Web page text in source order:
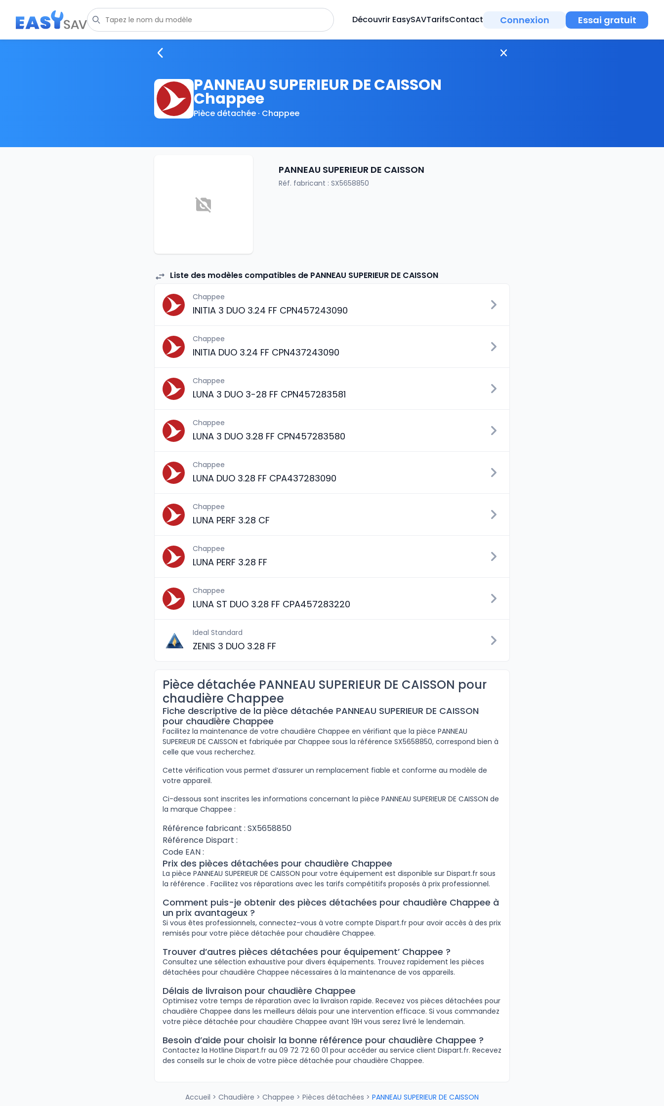
Découvrir EasySAVTarifsContact Connexion Essai gratuit
PANNEAU SUPERIEUR DE CAISSON
Chappee
Pièce détachée · Chappee
PANNEAU SUPERIEUR DE CAISSON
Réf. fabricant : SX5658850
Liste des modèles compatibles de PANNEAU SUPERIEUR DE CAISSON
Chappee
INITIA 3 DUO 3.24 FF CPN457243090
Chappee
INITIA DUO 3.24 FF CPN437243090
Chappee
LUNA 3 DUO 3-28 FF CPN457283581
Chappee
LUNA 3 DUO 3.28 FF CPN457283580
Chappee
LUNA DUO 3.28 FF CPA437283090
Chappee
LUNA PERF 3.28 CF
Chappee
LUNA PERF 3.28 FF
Chappee
LUNA ST DUO 3.28 FF CPA457283220
Ideal Standard
ZENIS 3 DUO 3.28 FF
Pièce détachée PANNEAU SUPERIEUR DE CAISSON pour
chaudière Chappee
Fiche descriptive de la pièce détachée PANNEAU SUPERIEUR DE CAISSON
pour chaudière Chappee
Facilitez la maintenance de votre chaudière Chappee en vérifiant que la pièce PANNEAU
SUPERIEUR DE CAISSON et fabriquée par Chappee sous la référence SX5658850, correspond bien à
celle que vous recherchez.
Cette vérification vous permet d’assurer un remplacement fiable et conforme au modèle de
votre appareil.
Ci-dessous sont inscrites les informations concernant la pièce PANNEAU SUPERIEUR DE CAISSON de
la marque Chappee :
Référence fabricant : SX5658850
Référence Dispart :
Code EAN :
Prix des pièces détachées pour chaudière Chappee
La pièce PANNEAU SUPERIEUR DE CAISSON pour votre équipement est disponible sur Dispart.fr sous
la référence . Facilitez vos réparations avec les tarifs compétitifs proposés à prix professionnel.
Comment puis-je obtenir des pièces détachées pour chaudière Chappee à
un prix avantageux ?
Si vous êtes professionnels, connectez-vous à votre compte Dispart.fr pour avoir accès à des prix
remisés pour votre pièce détachée pour chaudière Chappee.
Trouver d’autres pièces détachées pour équipement’ Chappee ?
Consultez une sélection exhaustive pour divers équipements. Trouvez rapidement les pièces
détachées pour chaudière Chappee nécessaires à la maintenance de vos appareils.
Délais de livraison pour chaudière Chappee
Optimisez votre temps de réparation avec la livraison rapide. Recevez vos pièces détachées pour
chaudière Chappee dans les meilleurs délais pour une intervention efficace. Si vous commandez
votre pièce détachée pour chaudière Chappee avant 19H vous serez livré le lendemain.
Besoin d’aide pour choisir la bonne référence pour chaudière Chappee ?
Contactez la Hotline Dispart.fr au 09 72 72 60 01 pour accéder au service client Dispart.fr. Recevez
des conseils sur le choix de votre pièce détachée pour chaudière Chappee.
Accueil > Chaudière > Chappee > Pièces détachées > PANNEAU SUPERIEUR DE CAISSON